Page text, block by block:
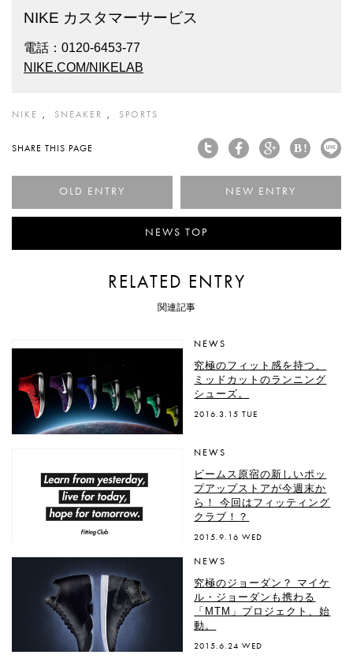
NIKE カスタマーサービス
電話：0120-6453-77
NIKE.COM/NIKELAB
NIKE SNEAKER SPORTS
SHARE THIS PAGE
NEWS TOP
RELATED ENTRY
関連記事
NEWS
究極のフィット感を持つ、
ミッドカットのランニング
シューズ。
2016.3.15 TUE
NEWS
ビームス原宿の新しいポッ
プアップストアが今週末か
ら！ 今回はフィッティング
クラブ！？
2015.9.16 WED
NEWS
究極のジョーダン？ マイケ
ル・ジョーダンも携わる
「MTM」プロジェクト、始
動。
2015.6.24 WED